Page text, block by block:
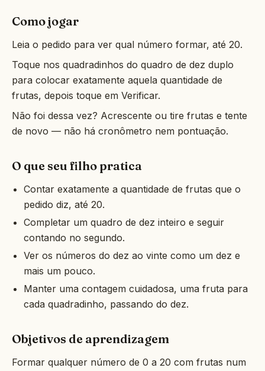
Como jogar
Leia o pedido para ver qual número formar, até 20.
Toque nos quadradinhos do quadro de dez duplo
para colocar exatamente aquela quantidade de
frutas, depois toque em Verificar.
Não foi dessa vez? Acrescente ou tire frutas e tente
de novo — não há cronômetro nem pontuação.
O que seu filho pratica
Contar exatamente a quantidade de frutas que o
pedido diz, até 20.
Completar um quadro de dez inteiro e seguir
contando no segundo.
Ver os números do dez ao vinte como um dez e
mais um pouco.
Manter uma contagem cuidadosa, uma fruta para
cada quadradinho, passando do dez.
Objetivos de aprendizagem
Formar qualquer número de 0 a 20 com frutas num